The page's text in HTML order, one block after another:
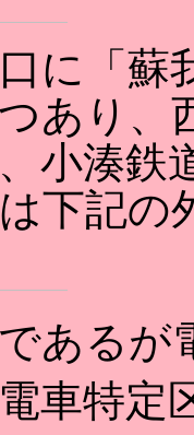
に「蘇
あり、
小湊鉄
下記の
あるが
電車特